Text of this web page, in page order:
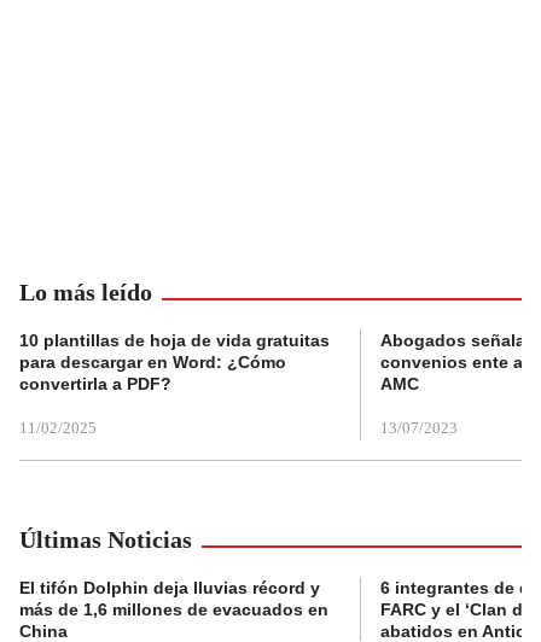
Lo más leído
10 plantillas de hoja de vida gratuitas
para descargar en Word: ¿Cómo
convertirla a PDF?
11/02/2025
Abogados
convenios ente
AMC
13/07/2023
Últimas Noticias
El tifón Dolphin deja lluvias récord y
más de 1,6 millones de evacuados en
China
6 integrantes de
FARC y el ‘Clan
abatidos en